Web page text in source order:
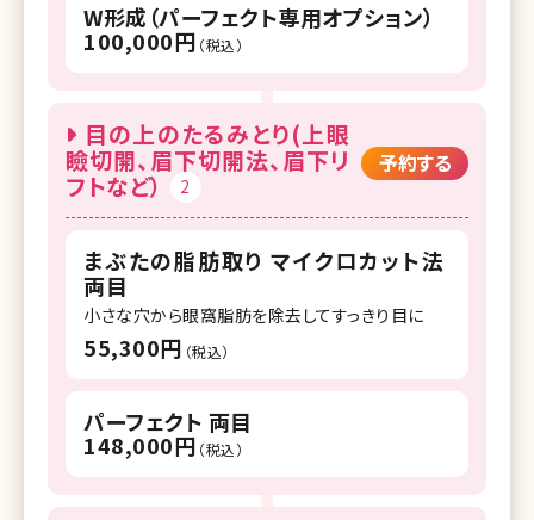
W形成（パーフェクト専用オプション）
100,000円 （税込）
目の上のたるみとり(上眼
瞼切開、眉下切開法、眉下リ
フトなど）
2
予約する
まぶたの脂肪取り マイクロカット法
両目
小さな穴から眼窩脂肪を除去してすっきり目に
55,300円 （税込）
パーフェクト 両目
148,000円 （税込）